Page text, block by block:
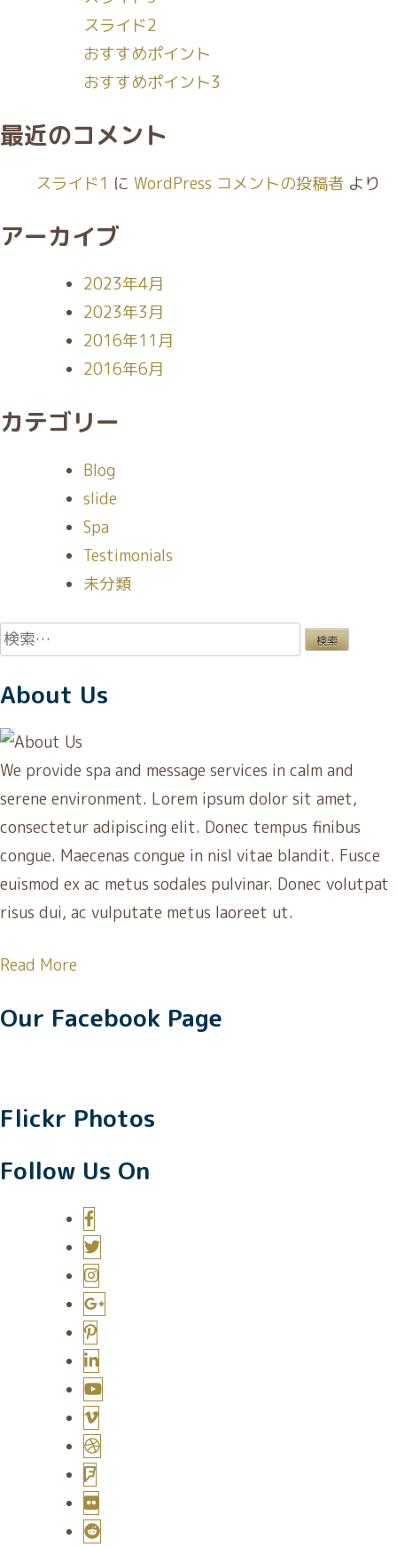
スライド2
おすすめポイント
おすすめポイント3
最近のコメント
スライド1 に WordPress コメントの投稿者 より
アーカイブ
2023年4月
2023年3月
2016年11月
2016年6月
カテゴリー
Blog
slide
Spa
Testimonials
未分類
検
索:
About Us
We provide spa and message services in calm and
serene environment. Lorem ipsum dolor sit amet,
consectetur adipiscing elit. Donec tempus finibus
congue. Maecenas congue in nisl vitae blandit. Fusce
euismod ex ac metus sodales pulvinar. Donec volutpat
risus dui, ac vulputate metus laoreet ut.
Read More
Our Facebook Page
Flickr Photos
Follow Us On